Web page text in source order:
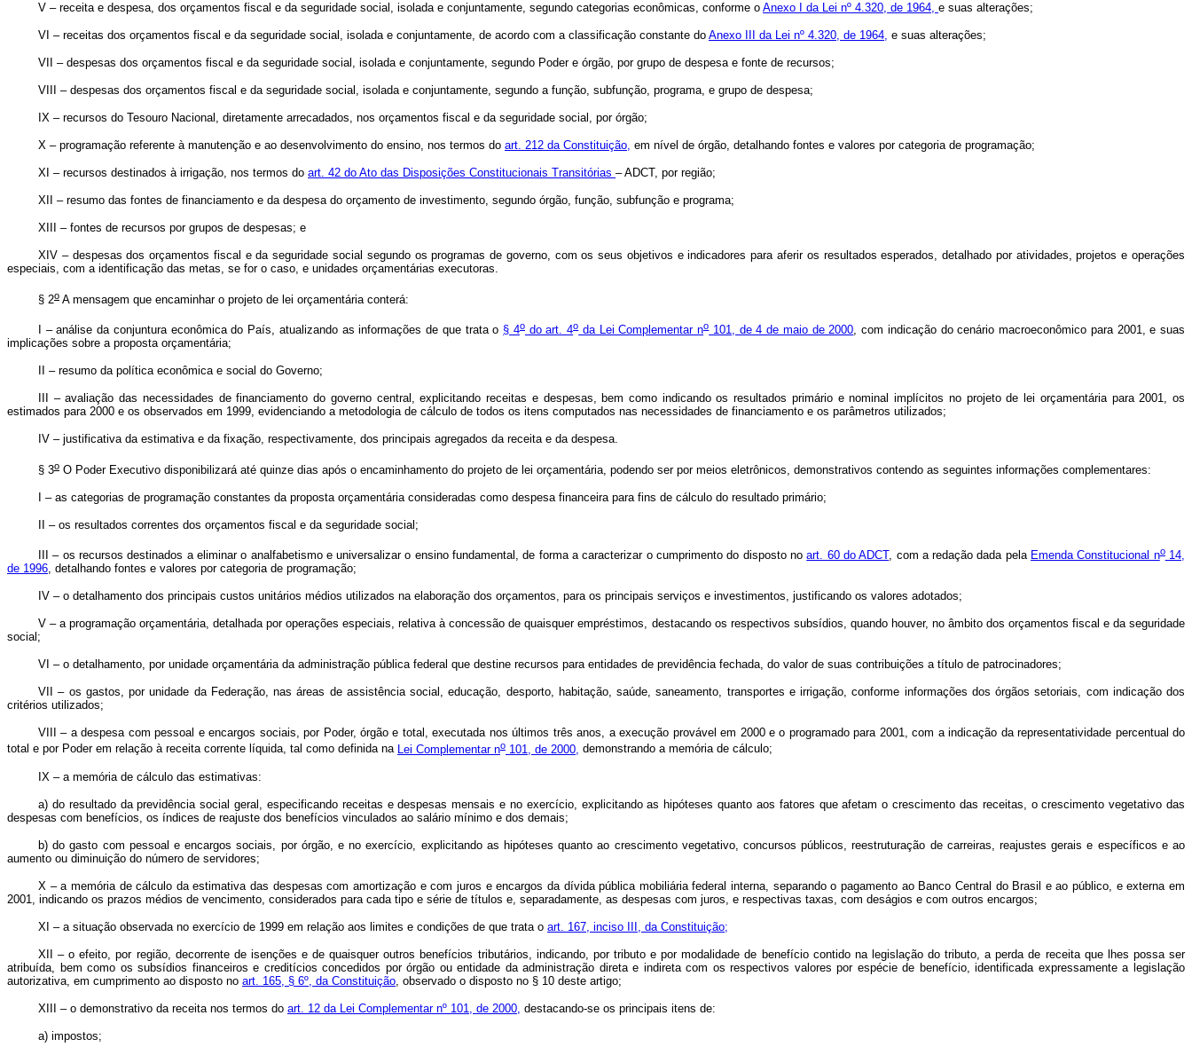
V – receita e despesa, dos orçamentos fiscal e da seguridade social, isolada e conjuntamente, segundo categorias econômicas, conforme o Anexo I da Lei nº 4.320, de 1964, e suas alterações;
VI – receitas dos orçamentos fiscal e da seguridade social, isolada e conjuntamente, de acordo com a classificação constante do Anexo III da Lei nº 4.320, de 1964, e suas alterações;
VII – despesas dos orçamentos fiscal e da seguridade social, isolada e conjuntamente, segundo Poder e órgão, por grupo de despesa e fonte de recursos;
VIII – despesas dos orçamentos fiscal e da seguridade social, isolada e conjuntamente, segundo a função, subfunção, programa, e grupo de despesa;
IX – recursos do Tesouro Nacional, diretamente arrecadados, nos orçamentos fiscal e da seguridade social, por órgão;
X – programação referente à manutenção e ao desenvolvimento do ensino, nos termos do art. 212 da Constituição, em nível de órgão, detalhando fontes e valores por categoria de programação;
XI – recursos destinados à irrigação, nos termos do art. 42 do Ato das Disposições Constitucionais Transitórias – ADCT, por região;
XII – resumo das fontes de financiamento e da despesa do orçamento de investimento, segundo órgão, função, subfunção e programa;
XIII – fontes de recursos por grupos de despesas; e
XIV – despesas dos orçamentos fiscal e da seguridade social segundo os programas de governo, com os seus objetivos e indicadores para aferir os resultados esperados, detalhado por atividades, projetos e operações
especiais, com a identificação das metas, se for o caso, e unidades orçamentárias executoras.
§ 2o A mensagem que encaminhar o projeto de lei orçamentária conterá:
I – análise da conjuntura econômica do País, atualizando as informações de que trata o § 4odo art. 4oda Lei Complementar no101, de 4 de maio de 2000, com indicação do cenário macroeconômico para 2001, e suas
implicações sobre a proposta orçamentária;
II – resumo da política econômica e social do Governo;
III – avaliação das necessidades de financiamento do governo central, explicitando receitas e despesas, bem como indicando os resultados primário e nominal implícitos no projeto de lei orçamentária para 2001, os
estimados para 2000 e os observados em 1999, evidenciando a metodologia de cálculo de todos os itens computados nas necessidades de financiamento e os parâmetros utilizados;
IV – justificativa da estimativa e da fixação, respectivamente, dos principais agregados da receita e da despesa.
§ 3o O Poder Executivo disponibilizará até quinze dias após o encaminhamento do projeto de lei orçamentária, podendo ser por meios eletrônicos, demonstrativos contendo as seguintes informações complementares:
I – as categorias de programação constantes da proposta orçamentária consideradas como despesa financeira para fins de cálculo do resultado primário;
II – os resultados correntes dos orçamentos fiscal e da seguridade social;
III – os recursos destinados a eliminar o analfabetismo e universalizar o ensino fundamental, de forma a caracterizar o cumprimento do disposto noart. 60 do ADCT, com a redação dada pela Emenda Constitucional no14,
de 1996, detalhando fontes e valores por categoria de programação;
IV – o detalhamento dos principais custos unitários médios utilizados na elaboração dos orçamentos, para os principais serviços e investimentos, justificando os valores adotados;
V – a programação orçamentária, detalhada por operações especiais, relativa à concessão de quaisquer empréstimos, destacando os respectivos subsídios, quando houver, no âmbito dos orçamentos fiscal e da seguridade
social;
VI – o detalhamento, por unidade orçamentária da administração pública federal que destine recursos para entidades de previdência fechada, do valor de suas contribuições a título de patrocinadores;
VII – os gastos, por unidade da Federação, nas áreas de assistência social, educação, desporto, habitação, saúde, saneamento, transportes e irrigação, conforme informações dos órgãos setoriais, com indicação dos
critérios utilizados;
VIII – a despesa com pessoal e encargos sociais, por Poder, órgão e total, executada nos últimos três anos, a execução provável em 2000 e o programado para 2001, com a indicação da representatividade percentual do
total e por Poder em relação à receita corrente líquida, tal como definida na Lei Complementar no 101, de 2000, demonstrando a memória de cálculo;
IX – a memória de cálculo das estimativas:
a) do resultado da previdência social geral, especificando receitas e despesas mensais e no exercício, explicitando as hipóteses quanto aos fatores que afetam o crescimento das receitas, o crescimento vegetativo das
despesas com benefícios, os índices de reajuste dos benefícios vinculados ao salário mínimo e dos demais;
b) do gasto com pessoal e encargos sociais, por órgão, e no exercício, explicitando as hipóteses quanto ao crescimento vegetativo, concursos públicos, reestruturação de carreiras, reajustes gerais e específicos e ao
aumento ou diminuição do número de servidores;
X – a memória de cálculo da estimativa das despesas com amortização e com juros e encargos da dívida pública mobiliária federal interna, separando o pagamento ao Banco Central do Brasil e ao público, e externa em
2001, indicando os prazos médios de vencimento, considerados para cada tipo e série de títulos e, separadamente, as despesas com juros, e respectivas taxas, com deságios e com outros encargos;
XI – a situação observada no exercício de 1999 em relação aos limites e condições de que trata o art. 167, inciso III, da Constituição;
XII – o efeito, por região, decorrente de isenções e de quaisquer outros benefícios tributários, indicando, por tributo e por modalidade de benefício contido na legislação do tributo, a perda de receita que lhes possa ser
atribuída, bem como os subsídios financeiros e creditícios concedidos por órgão ou entidade da administração direta e indireta com os respectivos valores por espécie de benefício, identificada expressamente a legislação
autorizativa, em cumprimento ao disposto no art. 165, § 6º, da Constituição , observado o disposto no § 10 deste artigo;
XIII – o demonstrativo da receita nos termos do art. 12 da Lei Complementar nº 101, de 2000, destacando-se os principais itens de:
a) impostos;